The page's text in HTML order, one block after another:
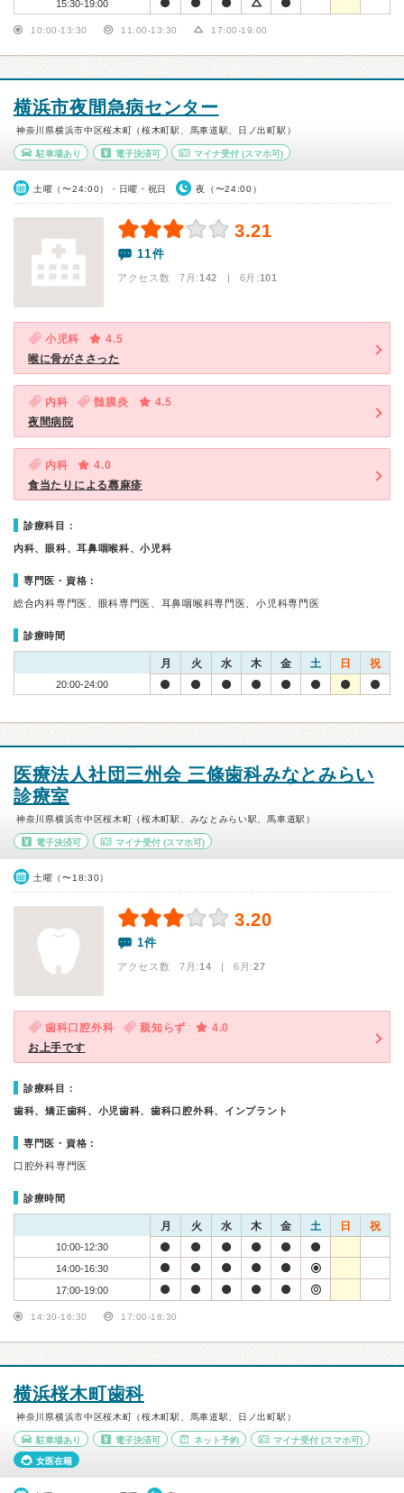
15:30-19:00
10:00-13:30 11:00-13:30 17:00-19:00
横浜市夜間急病センター
神奈川県横浜市中区桜木町（桜木町駅、馬車道駅、日ノ出町駅）
駐車場あり 電子決済可 マイナ受付 (スマホ可)
土曜（〜24:00）・日曜・祝日 夜（〜24:00）
3.21
11件
アクセス数 7月:142 | 6月:101
小児科
4.5
喉に骨がささった
内科 髄膜炎
4.5
夜間病院
内科
4.0
食当たりによる蕁麻疹
診療科目：
内科、眼科、耳鼻咽喉科、小児科
専門医・資格：
総合内科専門医、眼科専門医、耳鼻咽喉科専門医、小児科専門医
診療時間
月 火 水 木 金 土 日 祝
20:00-24:00
医療法人社団三州会 三條歯科みなとみらい
診療室
神奈川県横浜市中区桜木町（桜木町駅、みなとみらい駅、馬車道駅）
電子決済可 マイナ受付(スマホ可)
土曜（〜18:30）
3.20
1件
アクセス数 7月:14 | 6月:27
歯科口腔外科 親知らず
4.0
お上手です
診療科目：
歯科、矯正歯科、小児歯科、歯科口腔外科、インプラント
専門医・資格：
口腔外科専門医
診療時間
月 火 水 木 金 土 日 祝
10:00-12:30
14:00-16:30
17:00-19:00
14:30-16:30 17:00-18:30
横浜桜木町歯科
神奈川県横浜市中区桜木町（桜木町駅、馬車道駅、日ノ出町駅）
駐車場あり 電子決済可 ネット予約 マイナ受付 (スマホ可)
女医在籍